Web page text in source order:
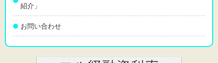
紹介」
お問い合わせ